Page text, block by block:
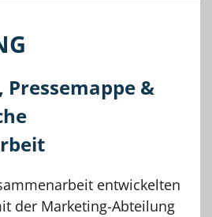
Pressemappe &
entwickelten
der Marketing-Abteilung